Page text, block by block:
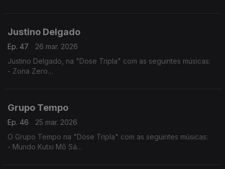
Justino Delgado
Ep. 47
26 mar. 2026
Justino Delgado, na "Dose Tripla" com as seguintes músicas:
- Zona Zero
Grupo Tempo
Ep. 46
25 mar. 2026
O Grupo Tempo na "Dose Tripla" com as seguintes músicas:
- Mundo Kutxi Mô Sá